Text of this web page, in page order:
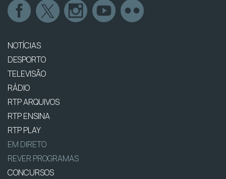
NOTÍCIAS
DESPORTO
TELEVISÃO
RÁDIO
RTP ARQUIVOS
RTP ENSINA
RTP PLAY
EM DIRETO
REVER PROGRAMAS
CONCURSOS